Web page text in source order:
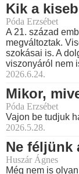
Kik a
Póda Erzsébet
A 21. század
megváltoztak.
szokásai is. A
viszonyáról nem
2026.6.24.
Mikor,
Póda Erzsébet
Vajon be tudjuk
2026.5.28.
Ne féljünk
Huszár Ágnes
Még nem is